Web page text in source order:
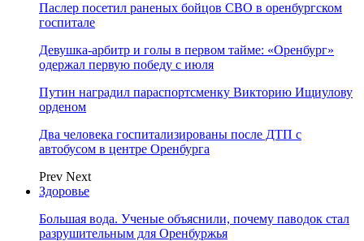
Паслер посетил раненых бойцов СВО в оренбургском
госпитале
Девушка-арбитр и голы в первом тайме: «Оренбург»
одержал первую победу с июля
Путин наградил параспортсменку Викторию Ищиулову
орденом
Два человека госпитализированы после ДТП с
автобусом в центре Оренбурга
Prev Next
Здоровье
Большая вода. Ученые объяснили, почему паводок стал
разрушительным для Оренбуржья